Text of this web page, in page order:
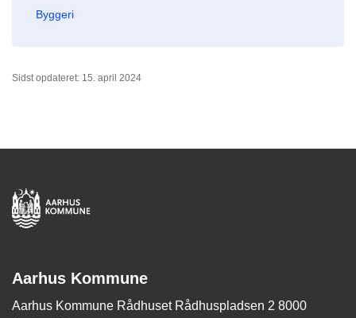
Byggeri
Sidst opdateret: 15. april 2024
Aarhus Kommune
Aarhus Kommune Rådhuset Rådhuspladsen 2 8000